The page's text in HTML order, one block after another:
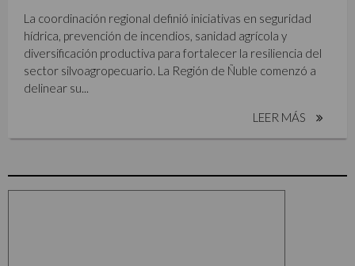
La coordinación regional definió iniciativas en seguridad
hídrica, prevención de incendios, sanidad agrícola y
diversificación productiva para fortalecer la resiliencia del
sector silvoagropecuario. La Región de Ñuble comenzó a
delinear su...
LEER MÁS